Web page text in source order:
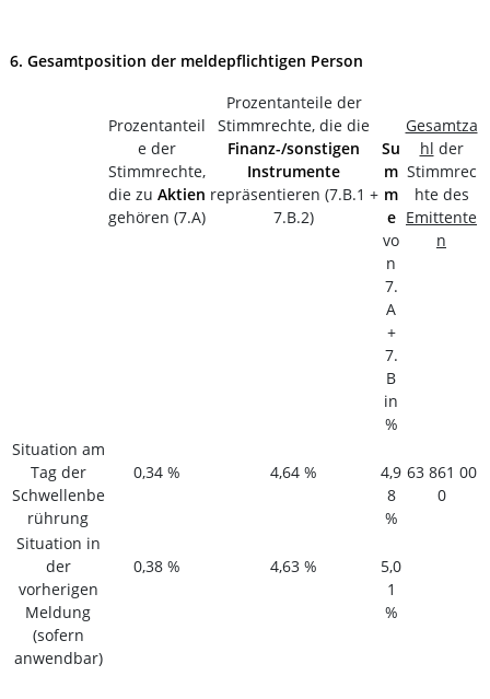
6. Gesamtposition der meldepflichtigen Person
Prozentanteil
e der
Stimmrechte,
die zu Aktien
gehören (7.A)
Prozentanteile der
Stimmrechte, die die
Finanz-/sonstigen
Instrumente
repräsentieren (7.B.1 +
7.B.2)
Su
m
m
e
vo
n
7.
A
+
7.
B
in
%
Gesamtza
hl der
Stimmrec
hte des
Emittente
n
Situation am
Tag der
Schwellenbe
rührung
0,34 % 4,64 %
4,9
8
%
63 861 00
0
Situation in
der
vorherigen
Meldung
(sofern
anwendbar)
0,38 % 4,63 %
5,0
1
%